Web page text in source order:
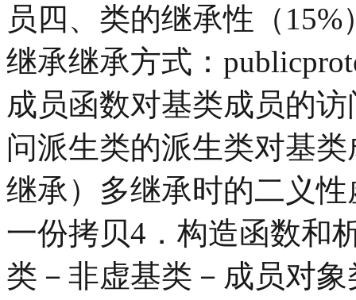
员四、类的继承性（
继承继承方式：
成员函数对基类成员的
问派生类的派生类对基
继承）多继承时的二义
一份拷贝4．构造函数和
类－非虚基类－成员对